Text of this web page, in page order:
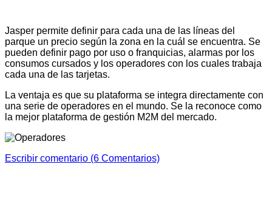
Jasper permite definir para cada una de las líneas del
parque un precio según la zona en la cuál se encuentra. Se
pueden definir pago por uso o franquicias, alarmas por los
consumos cursados y los operadores con los cuales trabaja
cada una de las tarjetas.
La ventaja es que su plataforma se integra directamente con
una serie de operadores en el mundo. Se la reconoce como
la mejor plataforma de gestión M2M del mercado.
Escribir comentario (6 Comentarios)